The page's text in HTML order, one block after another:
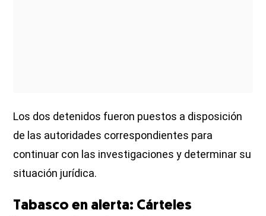
Los dos detenidos fueron puestos a disposición
de las autoridades correspondientes para
continuar con las investigaciones y determinar su
situación jurídica.
Tabasco en alerta: Cárteles